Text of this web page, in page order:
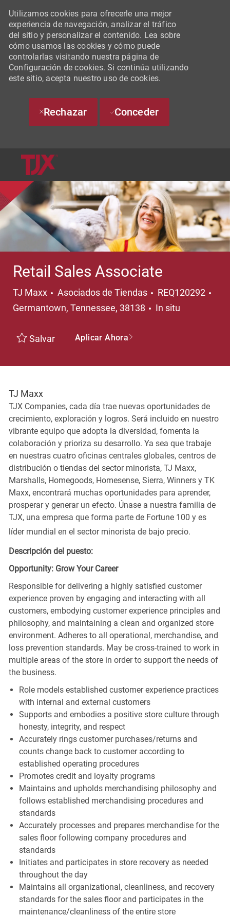
Utilizamos cookies para ofrecerle una mejor
experiencia de navegación, analizar el tráfico
del sitio y personalizar el contenido. Lea sobre
cómo usamos las cookies y cómo puede
controlarlas visitando nuestra página de
Configuración de cookies. Si continúa utilizando
este sitio, acepta nuestro uso de cookies.
Rechazar Conceder
Retail Sales Associate
TJ Maxx Categoría
Asociados de Tiendas REQ120292
Germantown, Tennessee, 38138
In situ
Salvar Aplicar Ahora
TJ Maxx
TJX Companies, cada día trae nuevas oportunidades de
crecimiento, exploración y logros. Será incluido en nuestro
vibrante equipo que adopta la diversidad, fomenta la
colaboración y prioriza su desarrollo. Ya sea que trabaje
en nuestras cuatro oficinas centrales globales, centros de
distribución o tiendas del sector minorista, TJ Maxx,
Marshalls, Homegoods, Homesense, Sierra, Winners y TK
Maxx, encontrará muchas oportunidades para aprender,
prosperar y generar un efecto. Únase a nuestra familia de
TJX, una empresa que forma parte de Fortune 100 y es
líder mundial en el sector minorista de bajo precio.
Descripción del puesto:
Opportunity: Grow Your Career
Responsible for delivering a highly satisfied customer
experience proven by engaging and interacting with all
customers, embodying customer experience principles and
philosophy, and maintaining a clean and organized store
environment. Adheres to all operational, merchandise, and
loss prevention standards. May be cross-trained to work in
multiple areas of the store in order to support the needs of
the business.
Role models established customer experience practices
with internal and external customers
Supports and embodies a positive store culture through
honesty, integrity, and respect
Accurately rings customer purchases/returns and
counts change back to customer according to
established operating procedures
Promotes credit and loyalty programs
Maintains and upholds merchandising philosophy and
follows established merchandising procedures and
standards
Accurately processes and prepares merchandise for the
sales floor following company procedures and
standards
Initiates and participates in store recovery as needed
throughout the day
Maintains all organizational, cleanliness, and recovery
standards for the sales floor and participates in the
maintenance/cleanliness of the entire store